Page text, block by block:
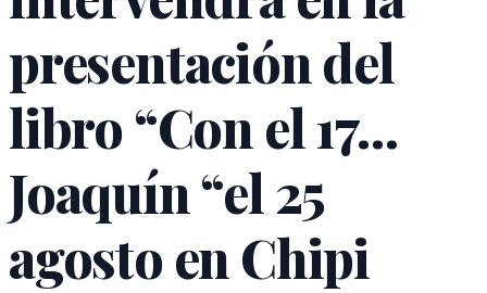
presentación del
libro “Con el 17…
Joaquín “el 25
agosto en Chipi